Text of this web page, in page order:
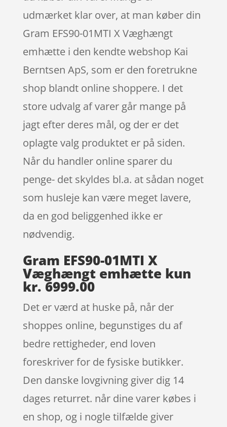
udmærket klar over, at man køber din
Gram EFS90-01MTI X Væghængt
emhætte i den kendte webshop Kai
Berntsen ApS, som er den foretrukne
shop blandt online shoppere. I det
store udvalg af varer går mange på
jagt efter deres mål, og der er det
oplagte valg produktet er på siden.
Når du handler online sparer du
penge- det skyldes bl.a. at sådan noget
som husleje kan være meget lavere,
da en god beliggenhed ikke er
nødvendig.
Gram EFS90-01MTI X
Væghængt emhætte kun
kr. 6999.00
Det er værd at huske på, når der
shoppes online, begunstiges du af
bedre rettigheder, end loven
foreskriver for de fysiske butikker.
Den danske lovgivning giver dig 14
dages returret. når dine varer købes i
en shop, og i nogle tilfælde giver